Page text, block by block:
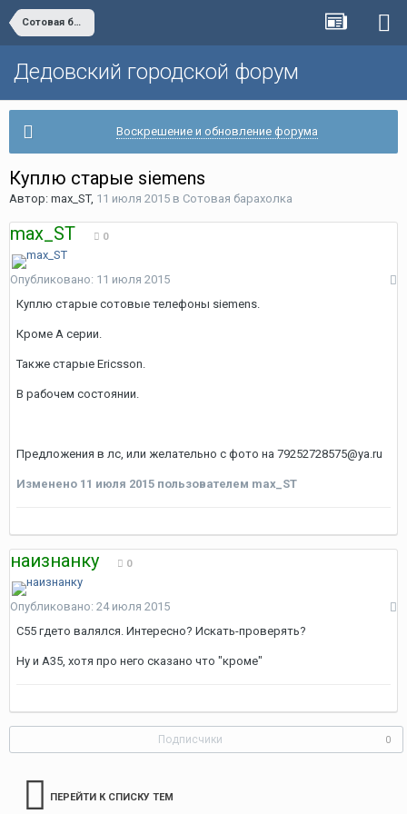
Сотовая барахолка
Дедовский городской форум
Воскрешение и обновление форума
Куплю старые siemens
Автор: max_ST, 11 июля 2015 в Сотовая барахолка
max_ST 0
Опубликовано: 11 июля 2015
Куплю старые сотовые телефоны siemens.
Кроме A серии.
Также старые Ericsson.
В рабочем состоянии.
Предложения в лс, или желательно с фото на 79252728575@ya.ru
Изменено 11 июля 2015 пользователем max_ST
наизнанку 0
Опубликовано: 24 июля 2015
С55 гдето валялся. Интересно? Искать-проверять?
Ну и А35, хотя про него сказано что "кроме"
Подписчики 0
ПЕРЕЙТИ К СПИСКУ ТЕМ